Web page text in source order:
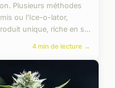
Plusieurs méthodes
ou l'Ice-o-lator,
unique, riche en s...
4 min de lecture →